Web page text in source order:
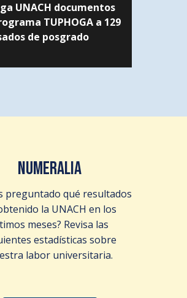
UNACH documentos
TUPHOGA a 129
de posgrado
NUMERALIA
preguntado qué resultados
la UNACH en los
meses? Revisa las
estadísticas sobre
labor universitaria.